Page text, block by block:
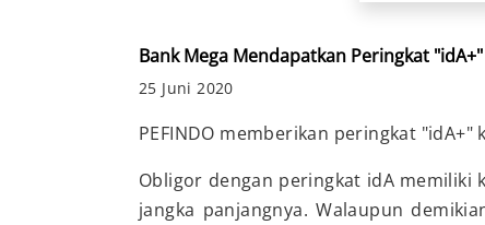
Bank Mega Mendapatkan Peringkat
25 Juni 2020
PEFINDO memberikan peringkat
Obligor dengan peringkat idA memiliki
jangka panjangnya. Walaupun